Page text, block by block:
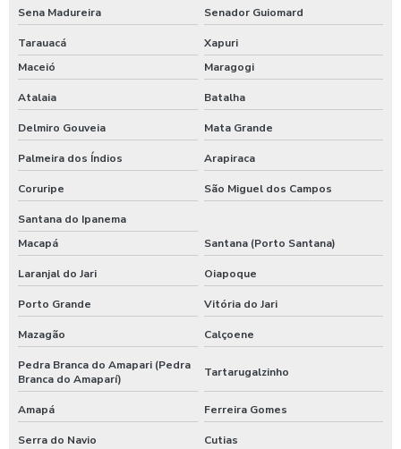
Sena Madureira Senador Guiomard
Tarauacá
Xapuri
Maceió
Maragogi
Atalaia Batalha
Delmiro Gouveia Mata Grande
Palmeira dos Índios Arapiraca
Coruripe São Miguel dos Campos
Santana do Ipanema
Macapá
Santana (Porto Santana)
Laranjal do Jari Oiapoque
Porto Grande Vitória do Jari
Mazagão Calçoene
Pedra Branca do Amapari (Pedra
Branca do Amaparí)
Tartarugalzinho
Amapá Ferreira Gomes
Serra do Navio Cutias